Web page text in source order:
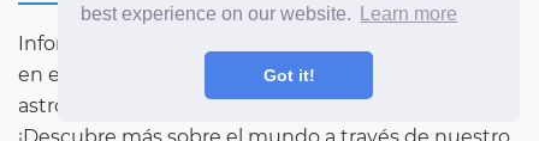
best experience on our website.
Learn more
Got it!
Información útil sobre todas las ciencias existentes
en el mundo. Química, matemáticas, física,
astronomía, idiomas, literatura y mucho más.